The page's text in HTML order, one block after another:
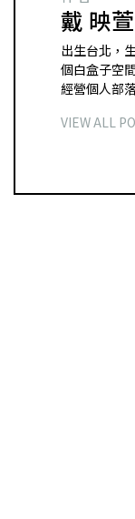
戴 映萱
出生台北，
個白盒子空
經營個人部
VIEW ALL